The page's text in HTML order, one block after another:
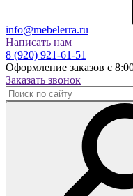
info@mebelerra.ru
Написать нам
8 (920) 921-61-51
Оформление заказов с
Заказать звонок